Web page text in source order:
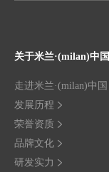
关于米兰·(milan)中国
走进米兰·(milan)中国
发展历程
荣誉资质
品牌文化
研发实力